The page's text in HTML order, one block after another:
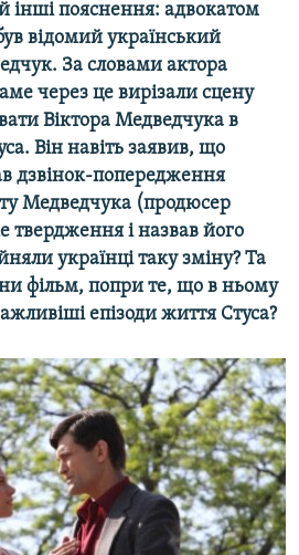
інші пояснення: адвокатом
відомий український
За словами актора
через це вирізали сцену
Віктора Медведчука в
Він навіть заявив, що
дзвінок-попередження
Медведчука (продюсер
твердження і назвав його
українці таку зміну? Та
фільм, попри те, що в ньому
епізоди життя Стуса?